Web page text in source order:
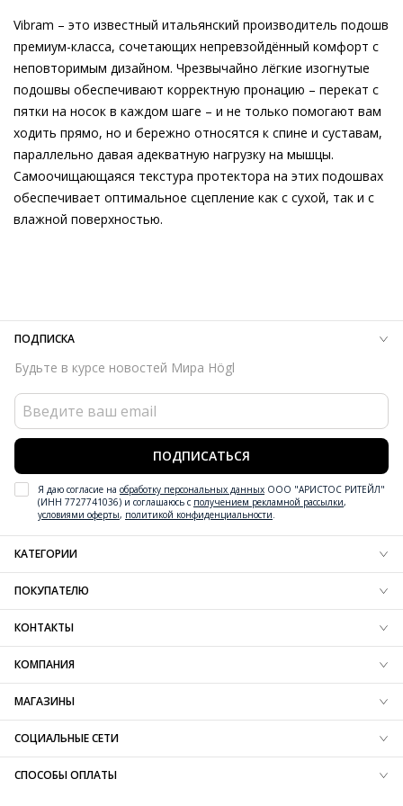
Подробнее о сервисе можно узнать наdolyame.ru
повседневности в офисе – съёмные стельки усиливают
степень комфорта, в то время как мягкая подкладка из
овечьей шерсти согревает в морозную зимнюю погоду.
Vibram – это известный итальянский производитель подошв
премиум-класса, сочетающих непревзойдённый комфорт с
неповторимым дизайном. Чрезвычайно лёгкие изогнутые
подошвы обеспечивают корректную пронацию – перекат с
пятки на носок в каждом шаге – и не только помогают вам
ходить прямо, но и бережно относятся к спине и суставам,
параллельно давая адекватную нагрузку на мышцы.
Самоочищающаяся текстура протектора на этих подошвах
обеспечивает оптимальное сцепление как с сухой, так и с
влажной поверхностью.
Температурный режим до -20°C
Высота каблука
Тип каблука Сплошная платформа
Форма мыса Круглый
Вид застежки Шнуровка (резинка)
Сезон Осень/зима
Страна изготовления Венгрия
КАТЕГОРИИ
Новинки одежды
Обувь
Аксессуары
Вдохновение
Технологии
SALE
ПОКУПАТЕЛЮ
Доставка
Оплата
Вопрос-ответ
Таблица размеров
Защита информации
КОНТАКТЫ
Контактная информация
КОМПАНИЯ
Карта сайта
Карьера
МАГАЗИНЫ
СОЦИАЛЬНЫЕ СЕТИ
ПОДПИСКА
Будьте в курсе новостей Мира Högl
ПОДПИСАТЬСЯ
Я даю согласие на обработку персональных данных ООО "АРИСТОС РИТЕЙЛ"
(ИНН 7727741036) и соглашаюсь с получением рекламной рассылки,
условиями оферты, политикой конфиденциальности.
СПОСОБЫ ОПЛАТЫ